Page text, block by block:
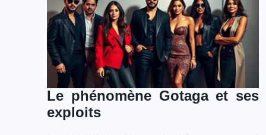
Le phénomène Gotaga et ses
exploits